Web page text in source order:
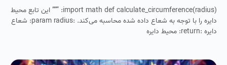
import math def calculate_circumference(radius): “”” این تابع محیط
دایره را با توجه به شعاع داده شده محاسبه می‌کند. :param radius: شعاع
دایره :return: محیط دایره